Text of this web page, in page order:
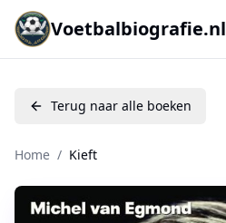
Voetbalbiografie.nl
Terug naar alle boeken
Home / Kieft